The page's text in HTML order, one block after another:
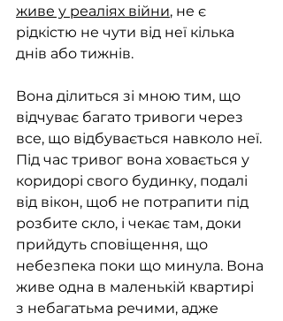
живе у реаліях війни, не є
рідкістю не чути від неї кілька
днів або тижнів.
Вона ділиться зі мною тим, що
відчуває багато тривоги через
все, що відбувається навколо неї.
Під час тривог вона ховається у
коридорі свого будинку, подалі
від вікон, щоб не потрапити під
розбите скло, і чекає там, доки
прийдуть сповіщення, що
небезпека поки що минула. Вона
живе одна в маленькій квартирі
з небагатьма речими, адже